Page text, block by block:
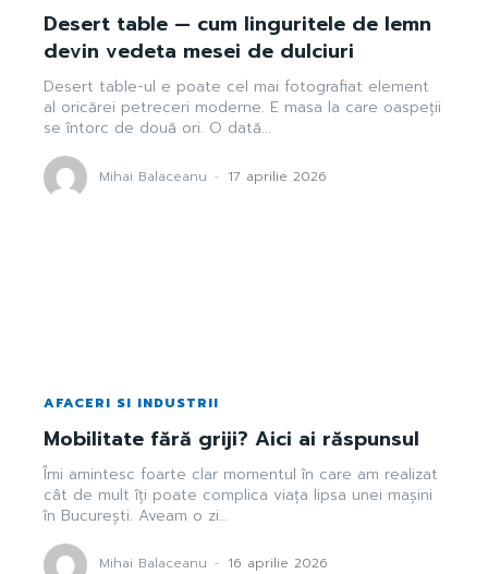
Desert table — cum linguritele de lemn
devin vedeta mesei de dulciuri
Desert table-ul e poate cel mai fotografiat element
al oricărei petreceri moderne. E masa la care oaspeții
se întorc de două ori. O dată...
Mihai Balaceanu - 17 aprilie 2026
AFACERI SI INDUSTRII
Mobilitate fără griji? Aici ai răspunsul
Îmi amintesc foarte clar momentul în care am realizat
cât de mult îți poate complica viața lipsa unei mașini
în București. Aveam o zi...
Mihai Balaceanu - 16 aprilie 2026